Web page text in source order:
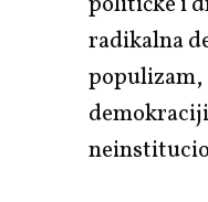
radikalna
populizam,